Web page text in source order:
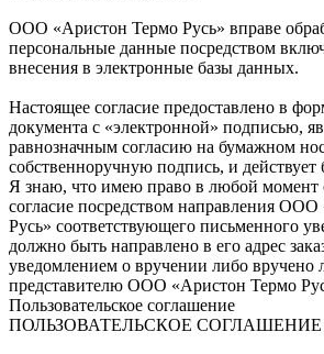
ООО «Аристон Термо Русь» вправе
персональные данные посредством
внесения в электронные базы данных.
Настоящее согласие предоставлено в
документа с «электронной» подписью,
равнозначным согласию на бумажном
собственноручную подпись, и действует
Я знаю, что имею право в любой момент
согласие посредством направления
Русь» соответствующего письменного
должно быть направлено в его адрес
уведомлением о вручении либо вручено
представителю ООО «Аристон Термо
Пользовательское соглашение
ПОЛЬЗОВАТЕЛЬСКОЕ СОГЛАШЕНИЕ